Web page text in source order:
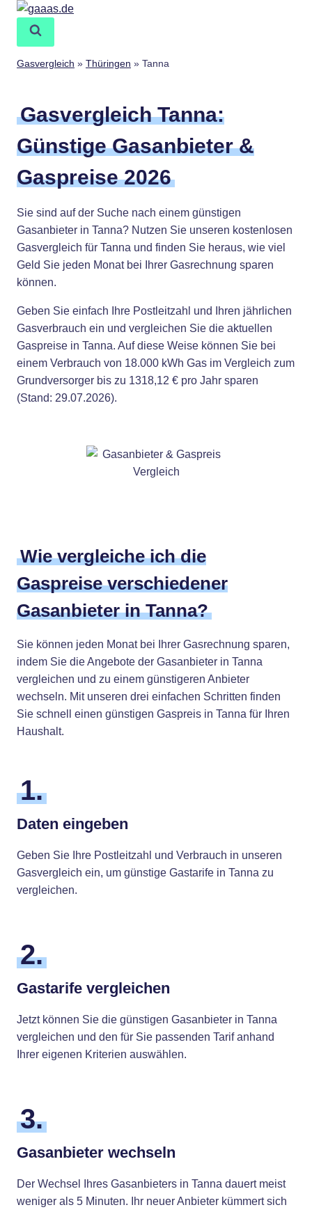
Zum
springen
Gasvergleich » Thüringen » Tanna
Gasvergleich Tanna:
Günstige Gasanbieter &
Gaspreise 2026
Sie sind auf der Suche nach einem günstigen
Gasanbieter in Tanna? Nutzen Sie unseren kostenlosen
Gasvergleich für Tanna und finden Sie heraus, wie viel
Geld Sie jeden Monat bei Ihrer Gasrechnung sparen
können.
Geben Sie einfach Ihre Postleitzahl und Ihren jährlichen
Gasverbrauch ein und vergleichen Sie die aktuellen
Gaspreise in Tanna. Auf diese Weise können Sie bei
einem Verbrauch von 18.000 kWh Gas im Vergleich zum
Grundversorger bis zu 1318,12 € pro Jahr sparen
(Stand: 29.07.2026).
Wie vergleiche ich die
Gaspreise verschiedener
Gasanbieter in Tanna?
Sie können jeden Monat bei Ihrer Gasrechnung sparen,
indem Sie die Angebote der Gasanbieter in Tanna
vergleichen und zu einem günstigeren Anbieter
wechseln. Mit unseren drei einfachen Schritten finden
Sie schnell einen günstigen Gaspreis in Tanna für Ihren
Haushalt.
1.
Daten eingeben
Geben Sie Ihre Postleitzahl und Verbrauch in unseren
Gasvergleich ein, um günstige Gastarife in Tanna zu
vergleichen.
2.
Gastarife vergleichen
Jetzt können Sie die günstigen Gasanbieter in Tanna
vergleichen und den für Sie passenden Tarif anhand
Ihrer eigenen Kriterien auswählen.
3.
Gasanbieter wechseln
Der Wechsel Ihres Gasanbieters in Tanna dauert meist
weniger als 5 Minuten. Ihr neuer Anbieter kümmert sich